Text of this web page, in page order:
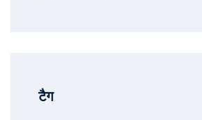
टैग